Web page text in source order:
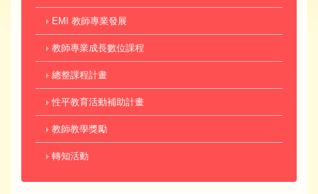
EMI 教師專業發展
教師專業成長數位課程
總整課程計畫
性平教育活動補助計畫
教師教學獎勵
轉知活動